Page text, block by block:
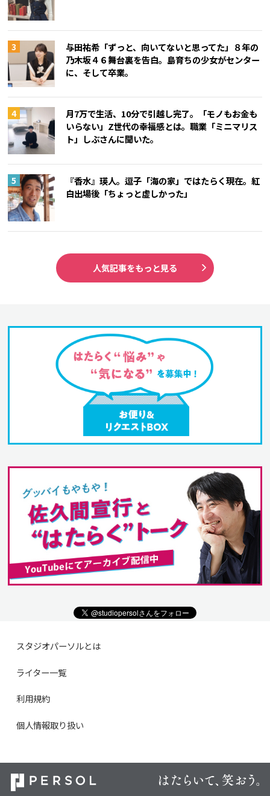
与田祐希「ずっと、向いてないと思ってた」８年の
乃木坂４６舞台裏を告白。島育ちの少女がセンター
に、そして卒業。
月7万で生活、10分で引越し完了。「モノもお金も
いらない」Z世代の幸福感とは。職業「ミニマリス
ト」しぶさんに聞いた。
『香水』瑛人。逗子「海の家」ではたらく現在。紅
白出場後「ちょっと虚しかった」
人気記事をもっと見る
スタジオパーソルとは
ライター一覧
利用規約
個人情報取り扱い